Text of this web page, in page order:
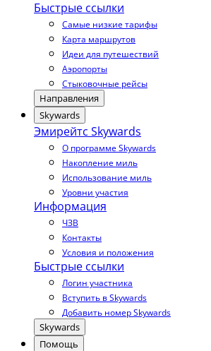
Быстрые ссылки
Самые низкие тарифы
Карта маршрутов
Идеи для путешествий
Аэропорты
Стыковочные рейсы
Направления
Skywards
Эмирейтс Skywards
О программе Skywards
Накопление миль
Использование миль
Уровни участия
Информация
ЧЗВ
Контакты
Условия и положения
Быстрые ссылки
Логин участника
Вступить в Skywards
Добавить номер Skywards
Skywards
Помощь